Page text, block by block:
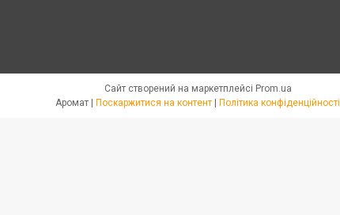
Сайт створений на маркетплейсі Prom.ua
Поскаржитися на контент Політика конфіденційності